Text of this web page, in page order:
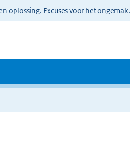
oplossing. Excuses voor het ongemak.